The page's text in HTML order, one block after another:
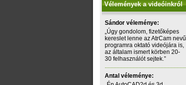
Vélemények a videóinkról
Sándor véleménye:
„Úgy gondolom, fizetőképes
kereslet lenne az AtrCam nevű
programra oktató videójára is,
az általam ismert körben 20-
30 felhasználót sejtek.”
Antal véleménye: